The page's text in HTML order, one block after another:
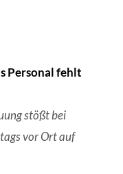
Personal fehlt
stößt bei
vor Ort auf